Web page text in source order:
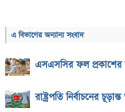
এ বিভাগের অন্যান্য সংবাদ
এসএসসির ফল প্রকাশের
রাষ্ট্রপতি নির্বাচনের